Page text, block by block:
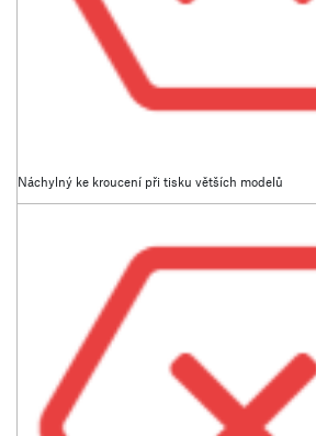
Náchylný ke kroucení při tisku větších modelů